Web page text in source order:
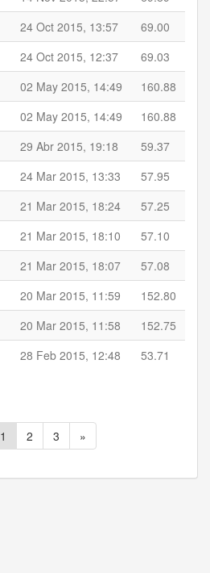
24 Oct 2015, 13:57
69.00
24 Oct 2015, 12:37
69.03
02 May 2015, 14:49
160.88
02 May 2015, 14:49
160.88
29 Abr 2015, 19:18
59.37
24 Mar 2015, 13:33
57.95
21 Mar 2015, 18:24
57.25
21 Mar 2015, 18:10
57.10
21 Mar 2015, 18:07
57.08
20 Mar 2015, 11:59
152.80
20 Mar 2015, 11:58
152.75
28 Feb 2015, 12:48 53.71
1 2 3 »